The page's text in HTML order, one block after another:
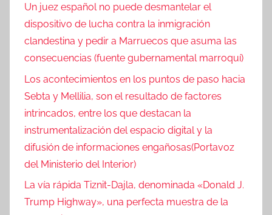
Un juez español no puede desmantelar el
dispositivo de lucha contra la inmigración
clandestina y pedir a Marruecos que asuma las
consecuencias (fuente gubernamental marroquí)
Los acontecimientos en los puntos de paso hacia
Sebta y Mellilia, son el resultado de factores
intrincados, entre los que destacan la
instrumentalización del espacio digital y la
difusión de informaciones engañosas(Portavoz
del Ministerio del Interior)
La vía rápida Tiznit-Dajla, denominada «Donald J.
Trump Highway», una perfecta muestra de la